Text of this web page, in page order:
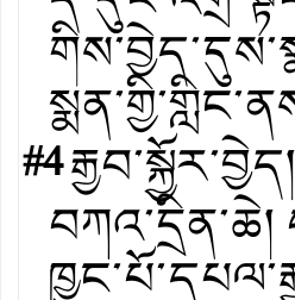
#4རྒྱབ་སྐྱོར་བྱེད།